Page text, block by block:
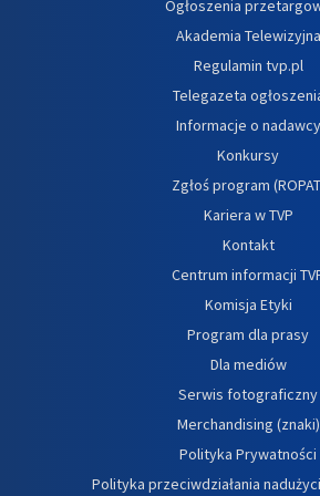
Ogłoszenia
Akademia Telewizyjna
Regulamin tvp.pl
Telegazeta
Informacje o nadawcy
Konkursy
Zgłoś program
Kariera w TVP
Kontakt
Centrum informacji
Komisja Etyki
Program dla prasy
Dla mediów
Serwis fotograficzny
Merchandising (znaki)
Polityka Prywatności
Polityka przeciwdziałania